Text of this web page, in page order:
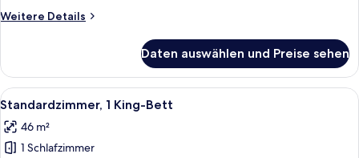
Weitere Details
Weitere
Zimmer
Daten auswählen und Preise sehen
Alle
Fotos
für
Standardzimmer,
Ein Hotelzimmer mit einem großen
6
Standardzimmer, 1 King-Bett
46 m²
1 Schlafzimmer